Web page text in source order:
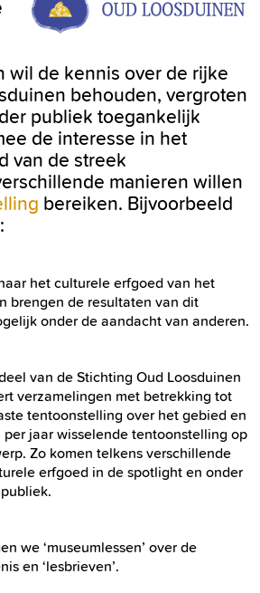
wil de kennis over de rijke
behouden, vergroten
publiek toegankelijk
de interesse in het
van de streek
manieren willen
bereiken. Bijvoorbeeld
het culturele erfgoed van het
brengen de resultaten van dit
onder de aandacht van anderen.
van de Stichting Oud Loosduinen
verzamelingen met betrekking tot
tentoonstelling over het gebied en
jaar wisselende tentoonstelling op
Zo komen telkens verschillende
erfgoed in de spotlight en onder
we ‘museumlessen’ over de
en ‘lesbrieven’.